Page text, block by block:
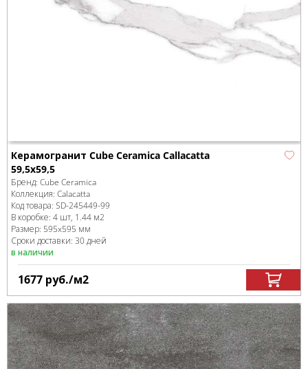
Керамогранит Cube Ceramica Callacatta
59,5x59,5
Бренд: Cube Ceramica
Коллекция: Calacatta
Код товара: SD-245449-99
В коробке: 4 шт, 1.44 м2
Размер: 595x595 мм
Сроки доставки: 30 дней
в наличии
1677 руб./м2